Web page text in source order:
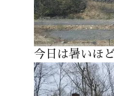
今日は暑いほ